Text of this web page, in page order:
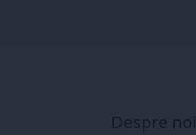
Despre noi